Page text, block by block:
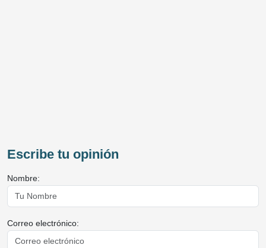
Escribe tu opinión
Nombre:
Correo electrónico: